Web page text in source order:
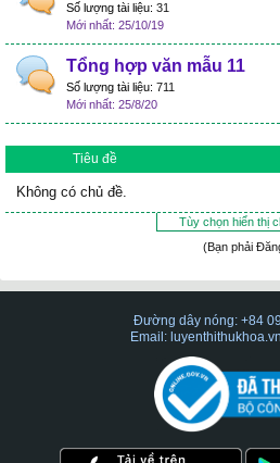
Số lượng tài liệu: 31
25/10/19
Tổng hợp văn mẫu 11
Số lượng tài liệu: 711
25/8/20
Tiêu đề
Không có chủ đề.
Tùy chọn hiển thị
(Bạn phải
Đường dây nóng: +84
Email: